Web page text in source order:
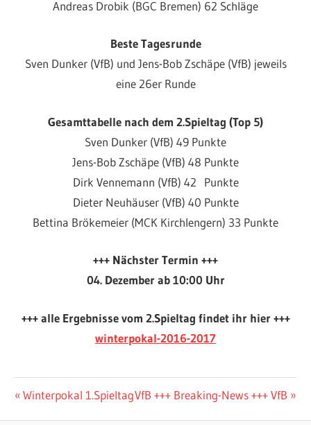
Andreas Drobik (BGC Bremen) 62 Schläge
Beste Tagesrunde
Sven Dunker (VfB) und Jens-Bob Zschäpe (VfB) jeweils
eine 26er Runde
Gesamttabelle nach dem 2.Spieltag (Top 5)
Sven Dunker (VfB) 49 Punkte
Jens-Bob Zschäpe (VfB) 48 Punkte
Dirk Vennemann (VfB) 42 Punkte
Dieter Neuhäuser (VfB) 40 Punkte
Bettina Brökemeier (MCK Kirchlengern) 33 Punkte
+++ Nächster Termin +++
04. Dezember ab 10:00 Uhr
+++ alle Ergebnisse vom 2.Spieltag findet ihr hier +++
winterpokal-2016-2017
VFB
OSNABRÜCK
Beitragsnavigation
Vorheriger
Winterpokal 1.SpieltagNächster
VfB +++ Breaking-News +++ VfB